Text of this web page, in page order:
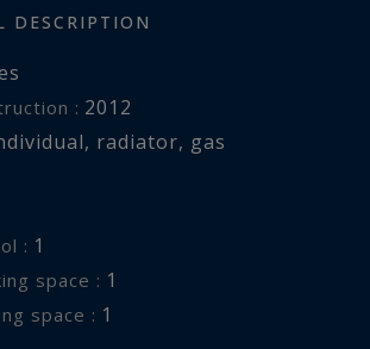
DESCRIPTION
: 2012
, radiator, gas
: 1
space : 1
space : 1